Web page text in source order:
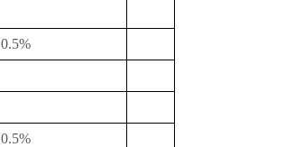
0.5%
0.5%